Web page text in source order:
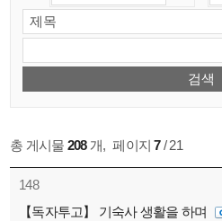
총 게시물 208개, 페이지7/ 21
148
【독자투고】 기숙사 생활을 하며